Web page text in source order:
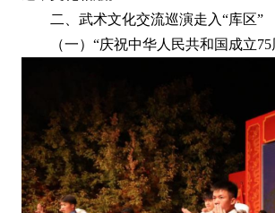
二、武术文化交流巡演走入“库区”
（一）“庆祝中华人民共和国成立